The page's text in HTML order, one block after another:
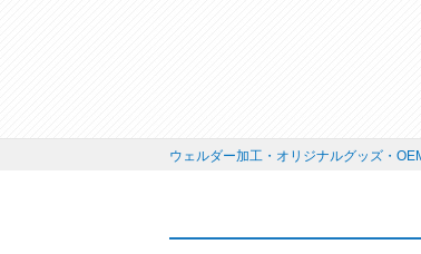
ウェルダー加工・オリジナルグッズ・